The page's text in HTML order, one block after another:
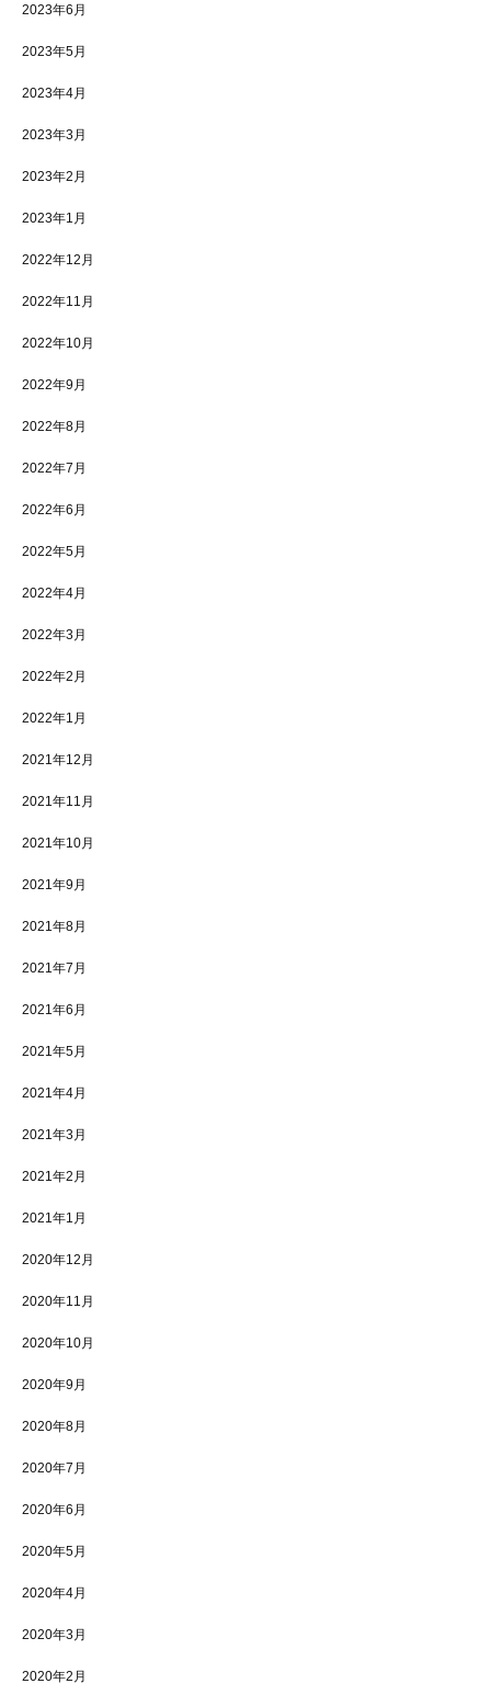
2023年6月
2023年5月
2023年4月
2023年3月
2023年2月
2023年1月
2022年12月
2022年11月
2022年10月
2022年9月
2022年8月
2022年7月
2022年6月
2022年5月
2022年4月
2022年3月
2022年2月
2022年1月
2021年12月
2021年11月
2021年10月
2021年9月
2021年8月
2021年7月
2021年6月
2021年5月
2021年4月
2021年3月
2021年2月
2021年1月
2020年12月
2020年11月
2020年10月
2020年9月
2020年8月
2020年7月
2020年6月
2020年5月
2020年4月
2020年3月
2020年2月